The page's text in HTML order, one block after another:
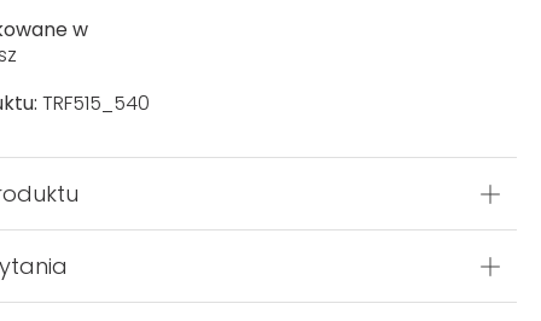
w
TRF515_540